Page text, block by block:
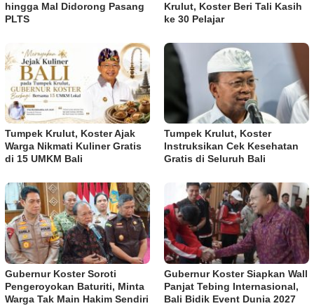
hingga Mal Didorong Pasang
PLTS
Krulut, Koster Beri Tali Kasih
ke 30 Pelajar
Tumpek Krulut, Koster Ajak
Warga Nikmati Kuliner Gratis
di 15 UMKM Bali
Tumpek Krulut, Koster
Instruksikan Cek Kesehatan
Gratis di Seluruh Bali
Gubernur Koster Soroti
Pengeroyokan Baturiti, Minta
Warga Tak Main Hakim Sendiri
Gubernur Koster Siapkan Wall
Panjat Tebing Internasional,
Bali Bidik Event Dunia 2027